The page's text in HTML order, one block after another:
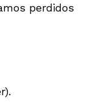
perdidos